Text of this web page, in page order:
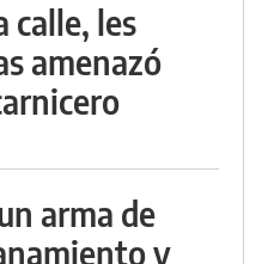
calle, les
amenazó
arma de
y